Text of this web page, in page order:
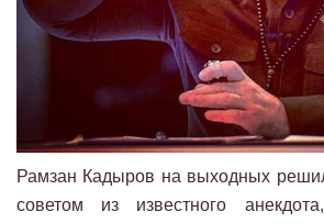
Рамзан Кадыров на выходных
советом из известного